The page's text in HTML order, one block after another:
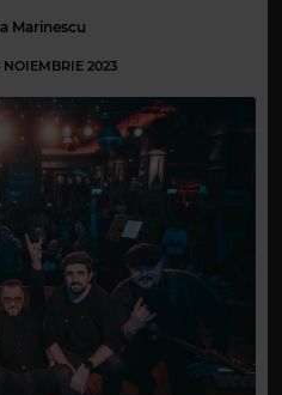
Marinescu
NOIEMBRIE 2023